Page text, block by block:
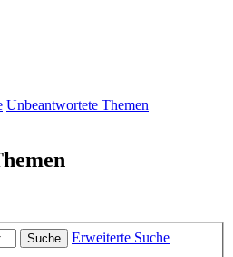
Unbeantwortete Themen
Suche
Erweiterte Suche